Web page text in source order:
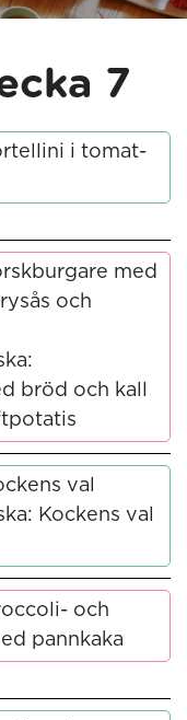
7
i tomat-
med
och
bröd och kall
val
Kockens val
och
pannkaka